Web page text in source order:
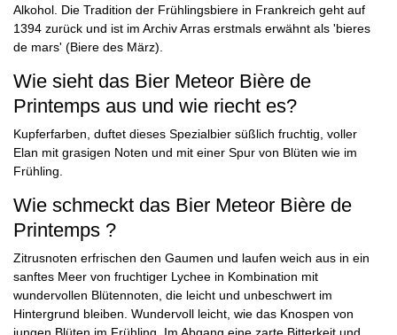
Alkohol. Die Tradition der Frühlingsbiere in Frankreich geht auf
1394 zurück und ist im Archiv Arras erstmals erwähnt als 'bieres
de mars' (Biere des März).
Wie sieht das Bier Meteor Bière de
Printemps aus und wie riecht es?
Kupferfarben, duftet dieses Spezialbier süßlich fruchtig, voller
Elan mit grasigen Noten und mit einer Spur von Blüten wie im
Frühling.
Wie schmeckt das Bier Meteor Bière de
Printemps ?
Zitrusnoten erfrischen den Gaumen und laufen weich aus in ein
sanftes Meer von fruchtiger Lychee in Kombination mit
wundervollen Blütennoten, die leicht und unbeschwert im
Hintergrund bleiben. Wundervoll leicht, wie das Knospen von